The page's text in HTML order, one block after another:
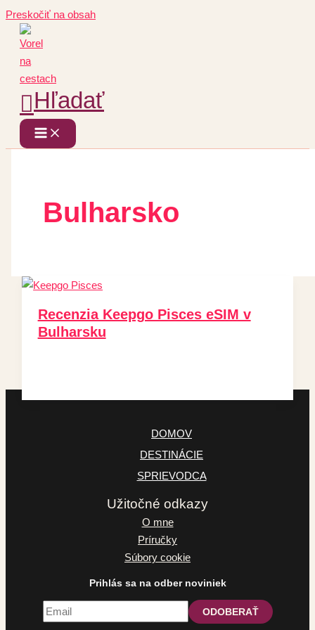
Preskočiť na obsah
Hľadať
Bulharsko
Recenzia Keepgo Pisces eSIM v
Bulharsku
DOMOV
DESTINÁCIE
SPRIEVODCA
Užitočné odkazy
O mne
Príručky
Súbory cookie
Prihlás sa na odber noviniek